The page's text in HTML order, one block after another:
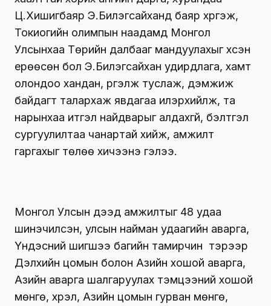
Ц.Хишигбаяр Э.Билэгсайханд баяр хүргэж,
Токиогийн олимпын наадамд Монгол
Улсынхаа Төрийн далбааг мандуулахыг хүсэн
ерөөсөн бол Э.Билэгсайхан удирдлага, хамт
олондоо хандан, үргэлж туслаж, дэмжиж
байдагт талархаж явдагаа илэрхийлж, та
нарынхаа итгэл найдварыг алдахгүй, бэлтгэл
сургуулилтаа чанартай хийж, амжилт
гаргахыг төлөө хичээнэ гэлээ.
Монгол Улсын дээд амжилтыг 48 удаа
шинэчилсэн, улсын найман удаагийн аварга,
Үндэсний шигшээ багийн тамирчин тэрээр
Дэлхийн цомын болон Азийн хошой аварга,
Азийн аварга шалгаруулах тэмцээний хошой
мөнгө, хүрэл, Азийн цомын гурван мөнгө,